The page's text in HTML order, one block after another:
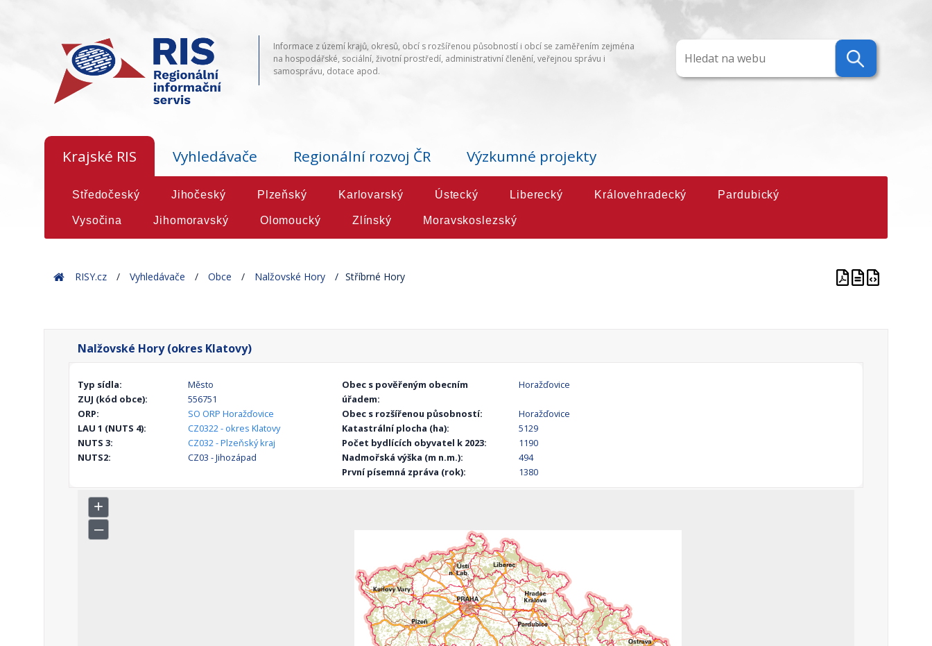
Informace z území krajů, okresů, obcí s rozšířenou působností i obcí se zaměřením zejména
na hospodářské, sociální, životní prostředí, administrativní členění, veřejnou správu i
samosprávu, dotace apod.
Krajské RIS Vyhledávače Regionální rozvoj ČR Výzkumné projekty
Středočeský Jihočeský Plzeňský Karlovarský Ústecký Liberecký Královehradecký Pardubický
Vysočina Jihomoravský Olomoucký Zlínský Moravskoslezský
HomeRISY.cz Vyhledávače Obce Nalžovské Hory Stříbrné Hory
Nalžovské Hory (okres Klatovy)
Typ sídla:
Město
ZUJ (kód obce):
556751
ORP:
SO ORP Horažďovice
LAU 1 (NUTS 4):
CZ0322 - okres Klatovy
NUTS 3:
CZ032 - Plzeňský kraj
NUTS2:
CZ03 - Jihozápad
Obec s pověřeným obecním
úřadem:
Horažďovice
Obec s rozšířenou působností:
Horažďovice
Katastrální plocha (ha):
5129
Počet bydlících obyvatel k 2023:
1190
Nadmořská výška (m n.m.):
494
První písemná zpráva (rok):
1380